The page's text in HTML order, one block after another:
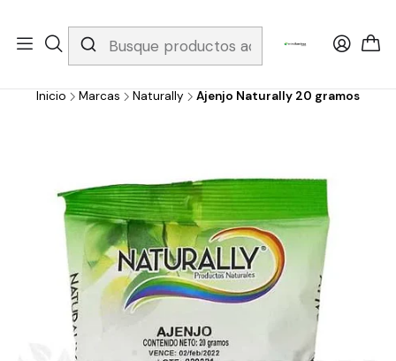
Whatsapp 3229079958/ Fijo 6019251796 / Envios a todo el país y
gratis apartir de 199.000!
Inicio Marcas Naturally Ajenjo Naturally 20 gramos